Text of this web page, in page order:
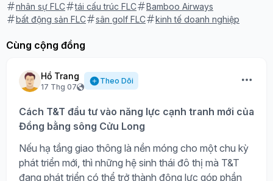
nhân sự FLC
tái cấu trúc FLC
Bamboo Airways
bất động sản FLC
sân golf FLC kinh tế doanh nghiệp
Cùng cộng đồng
Hồ Trang
17 Thg 07
Theo Dõi
Cách T&T đầu tư vào năng lực cạnh tranh mới của
Đồng bằng sông Cửu Long
Nếu hạ tầng giao thông là nền móng cho một chu kỳ
phát triển mới, thì những hệ sinh thái đô thị mà T&T
đang phát triển có thể trở thành động lực góp phần